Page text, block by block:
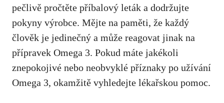
pečlivě pročtěte⁣ příbalový leták a ⁣dodržujte
pokyny⁣ výrobce. Mějte na paměti, že každý​
člověk je jedinečný a může reagovat jinak na
přípravek Omega 3. Pokud máte jakékoli
znepokojivé nebo neobvyklé příznaky po užívání
Omega 3, okamžitě vyhledejte lékařskou pomoc.